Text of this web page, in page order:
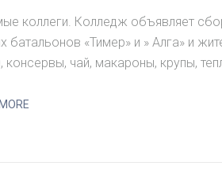
коллеги. Колледж объявляет
батальонов «Тимер» и » Алга» и
консервы, чай, макароны, крупы,